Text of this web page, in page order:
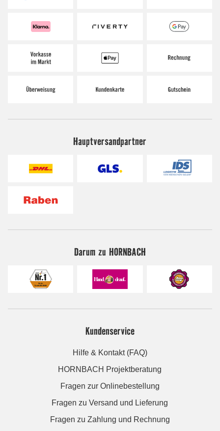
Hauptversandpartner
Darum zu HORNBACH
Kundenservice
Hilfe & Kontakt (FAQ)
HORNBACH Projektberatung
Fragen zur Onlinebestellung
Fragen zu Versand und Lieferung
Fragen zu Zahlung und Rechnung